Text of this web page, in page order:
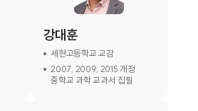
강대훈
세현고등학교 교감
2007, 2009, 2015 개정
중학교 과학 교과서 집필